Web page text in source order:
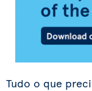
Tudo o que